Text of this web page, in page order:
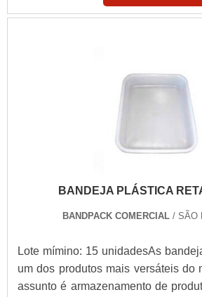
BANDEJA PLÁSTICA
BANDPACK COMERCIAL / SÃO
Lote mímino: 15 unidadesAs
um dos produtos mais versáteis do
assunto é armazenamento de